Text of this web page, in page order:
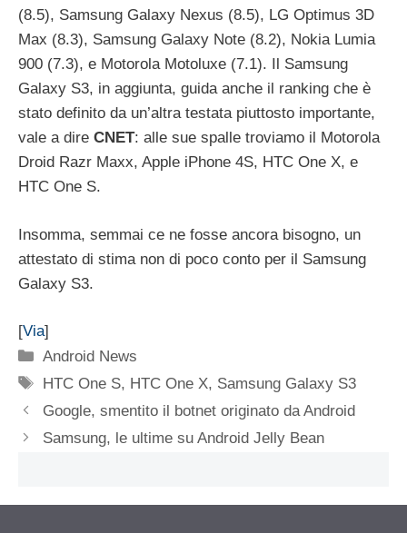
(8.5), Samsung Galaxy Nexus (8.5), LG Optimus 3D
Max (8.3), Samsung Galaxy Note (8.2), Nokia Lumia
900 (7.3), e Motorola Motoluxe (7.1). Il Samsung
Galaxy S3, in aggiunta, guida anche il ranking che è
stato definito da un’altra testata piuttosto importante,
vale a dire CNET: alle sue spalle troviamo il Motorola
Droid Razr Maxx, Apple iPhone 4S, HTC One X, e
HTC One S.
Insomma, semmai ce ne fosse ancora bisogno, un
attestato di stima non di poco conto per il Samsung
Galaxy S3.
[Via]
Categorie
Android News
Tag
HTC One S, HTC One X, Samsung Galaxy S3
Google, smentito il botnet originato da Android
Samsung, le ultime su Android Jelly Bean